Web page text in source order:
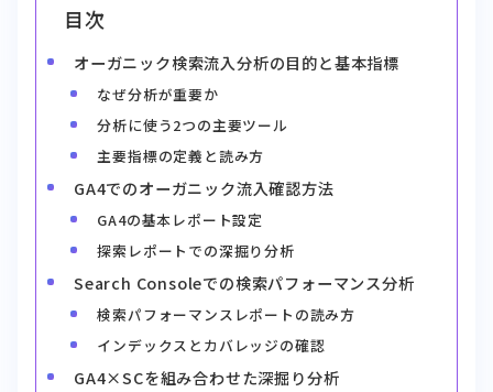
目次
オーガニック検索流入分析の目的と基本指標
なぜ分析が重要か
分析に使う2つの主要ツール
主要指標の定義と読み方
GA4でのオーガニック流入確認方法
GA4の基本レポート設定
探索レポートでの深掘り分析
Search Consoleでの検索パフォーマンス分析
検索パフォーマンスレポートの読み方
インデックスとカバレッジの確認
GA4×SCを組み合わせた深掘り分析